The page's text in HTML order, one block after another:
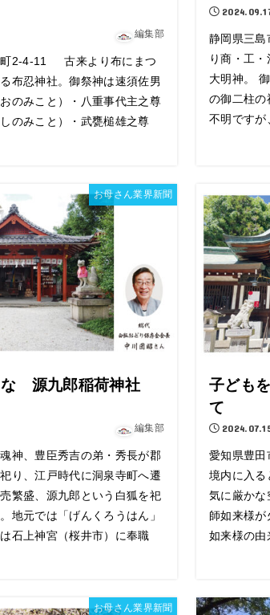
編集部
町2-4-11 古来より布にまつ
布忍神社。御祭神は速須佐男
のみこと）・八重事代主之尊
のみこと）・武甕槌雄之尊
静岡県三島
り商・工
大明神。
の御二柱の
不明ですが
お母さん業界新聞
な 源九郎稲荷神社
編集部
神、豊臣秀吉の弟・秀長が郡
り、江戸時代に洞泉寺町へ遷
繁盛、源九郎という白狐を祀
地元では「げんくろうはん」
石上神宮（桜井市）に奉職
子ども
て
愛知県豊田
境内に入る
気に厳かな
師如来様
如来様の由
お母さん業界新聞